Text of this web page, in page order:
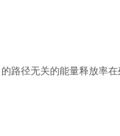
的路径无关的能量释放率